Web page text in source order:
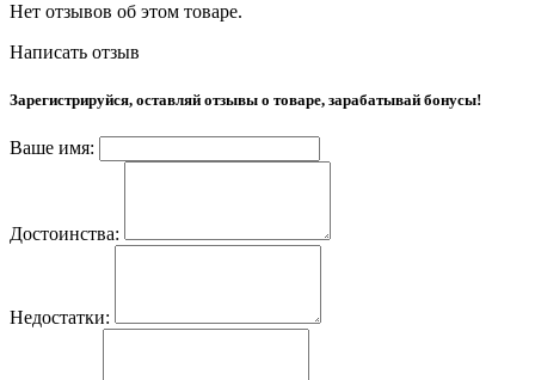
Нет отзывов об этом товаре.
Написать отзыв
Зарегистрируйся, оставляй отзывы о товаре, зарабатывай бонусы!
Ваше имя:
Достоинства:
Недостатки: